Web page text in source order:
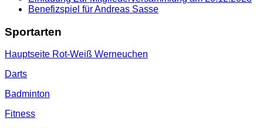
Benefizspiel für Andreas Sasse
Sportarten
Hauptseite Rot-Weiß Werneuchen
Darts
Badminton
Fitness